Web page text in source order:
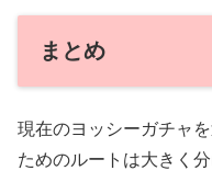
まとめ
現在のヨッシーガチャ
ためのルートは大きく分